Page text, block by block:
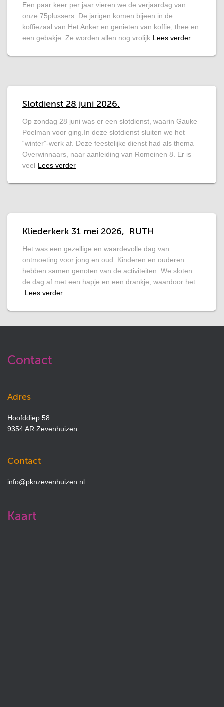
Een paar keer per jaar vieren we de verjaardag van
onze 75plussers. De jarigen komen bijeen in de
koffiezaal van Het Anker en genieten van koffie, thee en
een gebakje. Ze worden allen nog vrolijk Lees verder
Slotdienst 28 juni 2026.
Op zondag 28 juni was er een slotdienst, waarin Gauke
Poelman voor ging.In deze slotdienst sluiten we het
“winter”-werk af. Deze feestelijke dienst had als thema
Overwinnaars, naar aanleiding van Romeinen 8. Er is
veel Lees verder
Kliederkerk 31 mei 2026, RUTH
Het was een gezellige en waardevolle dag van
ontmoeting voor jong en oud. Kinderen en ouderen
hebben samen genoten van de activiteiten. We sloten
de dag af met een hapje en een drankje, waardoor het
Lees verder
Contact
Adres
Hoofddiep 58
9354 AR Zevenhuizen
Contact
info@pknzevenhuizen.nl
Kaart